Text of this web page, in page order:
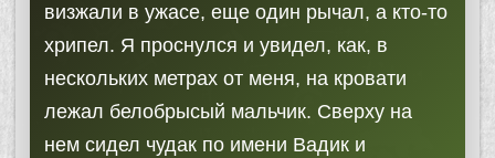
визжали в ужасе, еще один рычал, а кто-то
хрипел. Я проснулся и увидел, как, в
нескольких метрах от меня, на кровати
лежал белобрысый мальчик. Сверху на
нем сидел чудак по имени Вадик и